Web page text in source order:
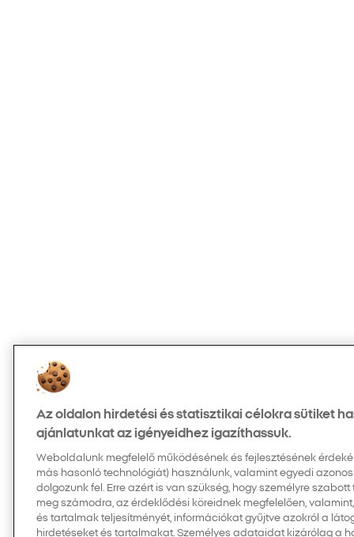
Az oldalon hirdetési és statisztikai célokra sütiket
ajánlatunkat az igényeidhez igazíthassuk.
Weboldalunk megfelelő működésének és fejlesztésének
más hasonló technológiát) használunk, valamint egyedi
dolgozunk fel. Erre azért is van szükség, hogy személyre
meg számodra, az érdeklődési köreidnek megfelelően,
és tartalmak teljesítményét, információkat gyűjtve azokról a
hirdetéseket és tartalmakat. Személyes adataidat kizárólag a